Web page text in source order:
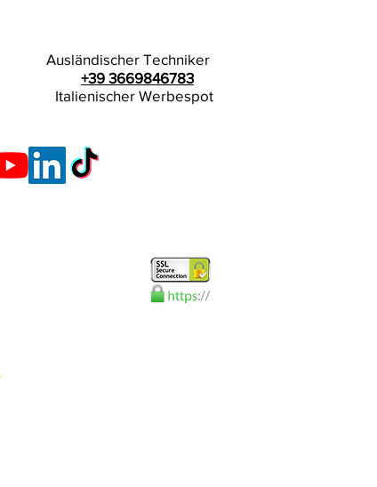
Ausländischer Techniker
+39 3669846783
Italienischer Werbespot